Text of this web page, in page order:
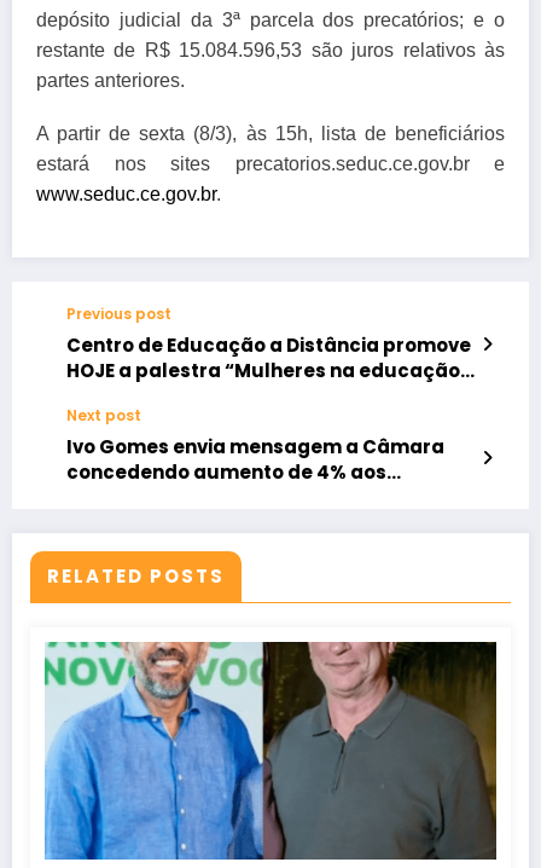
depósito judicial da 3ª parcela dos precatórios; e o
restante de R$ 15.084.596,53 são juros relativos às
partes anteriores.
A partir de sexta (8/3), às 15h, lista de beneficiários
estará nos sites precatorios.seduc.ce.gov.br e
www.seduc.ce.gov.br.
Previous post
Centro de Educação a Distância promove
HOJE a palestra “Mulheres na educação:
o futuro”
Next post
Ivo Gomes envia mensagem a Câmara
concedendo aumento de 4% aos
RELATED POSTS